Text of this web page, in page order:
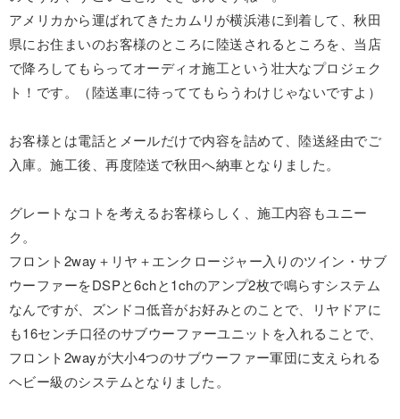
アメリカから運ばれてきたカムリが横浜港に到着して、秋田
県にお住まいのお客様のところに陸送されるところを、当店
で降ろしてもらってオーディオ施工という壮大なプロジェク
ト！です。（陸送車に待っててもらうわけじゃないですよ）
お客様とは電話とメールだけで内容を詰めて、陸送経由でご
入庫。施工後、再度陸送で秋田へ納車となりました。
グレートなコトを考えるお客様らしく、施工内容もユニー
ク。
フロント2way＋リヤ＋エンクロージャー入りのツイン・サブ
ウーファーをDSPと6chと1chのアンプ2枚で鳴らすシステム
なんですが、ズンドコ低音がお好みとのことで、リヤドアに
も16センチ口径のサブウーファーユニットを入れることで、
フロント2wayが大小4つのサブウーファー軍団に支えられる
ヘビー級のシステムとなりました。